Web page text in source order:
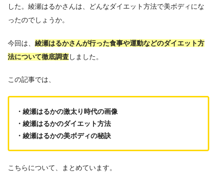
した。綾瀬はるかさんは、どんなダイエット方法で美ボディにな
ったのでしょうか。
今回は、 綾瀬はるかさんが行った食事や運動などのダイエット方
法について徹底調査しました。
この記事では、
・綾瀬はるかの激太り時代の画像
・綾瀬はるかのダイエット方法
・綾瀬はるかの美ボディの秘訣
こちらについて、まとめています。